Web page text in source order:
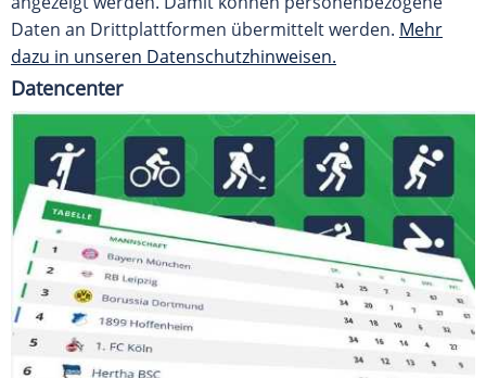
Daten an Drittplattformen übermittelt werden. Mehr
dazu in unseren Datenschutzhinweisen.
Datencenter